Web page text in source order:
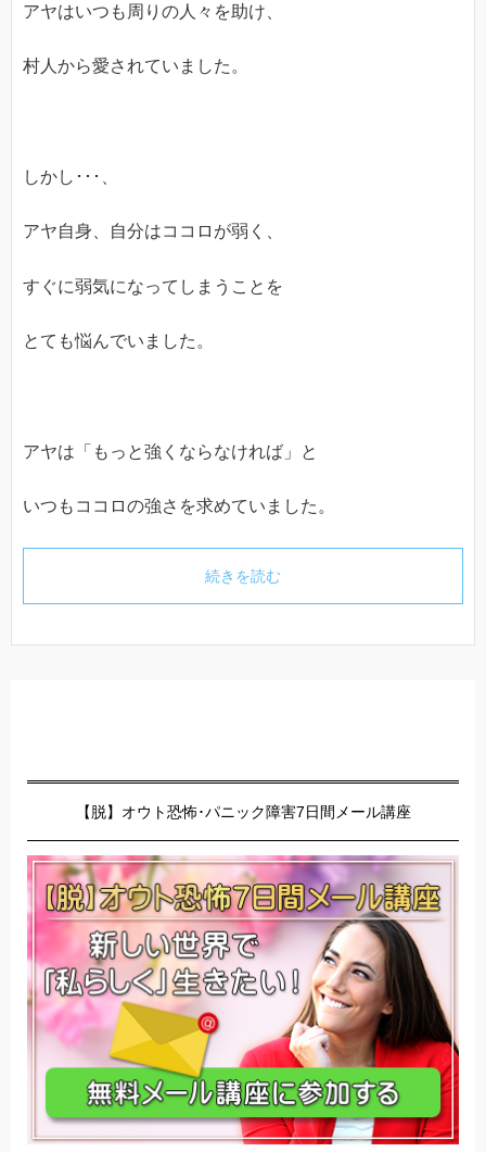
アヤはいつも周りの人々を助け、
村人から愛されていました。
しかし･･･、
アヤ自身、自分はココロが弱く、
すぐに弱気になってしまうことを
とても悩んでいました。
アヤは「もっと強くならなければ」と
いつもココロの強さを求めていました。
続きを読む
【脱】オウト恐怖･パニック障害7日間メール講座